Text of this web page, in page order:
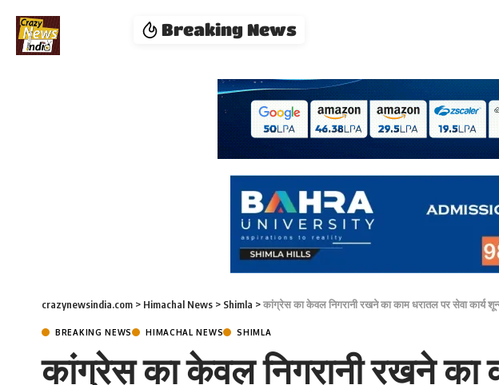
Breaking News
crazynewsindia.com > Himachal News > Shimla >कांग्रेस का केवल निगरानी रखने का काम धरातल पर सेवा कार्य
BREAKING NEWS HIMACHAL NEWS SHIMLA
कांग्रेस का केवल निगरानी रखने का